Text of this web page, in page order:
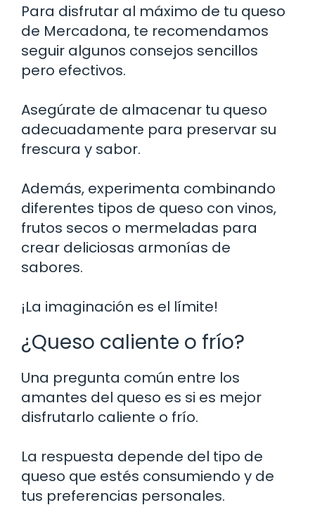
Para disfrutar al máximo de tu queso
de Mercadona, te recomendamos
seguir algunos consejos sencillos
pero efectivos.
Asegúrate de almacenar tu queso
adecuadamente para preservar su
frescura y sabor.
Además, experimenta combinando
diferentes tipos de queso con vinos,
frutos secos o mermeladas para
crear deliciosas armonías de
sabores.
¡La imaginación es el límite!
¿Queso caliente o frío?
Una pregunta común entre los
amantes del queso es si es mejor
disfrutarlo caliente o frío.
La respuesta depende del tipo de
queso que estés consumiendo y de
tus preferencias personales.